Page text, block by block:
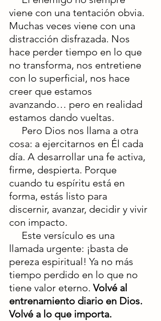
viene con una tentación obvia.
Muchas veces viene con una
distracción disfrazada. Nos
hace perder tiempo en lo que
no transforma, nos entretiene
con lo superficial, nos hace
creer que estamos
avanzando… pero en realidad
estamos dando vueltas.
Pero Dios nos llama a otra
cosa: a ejercitarnos en Él cada
día. A desarrollar una fe activa,
firme, despierta. Porque
cuando tu espíritu está en
forma, estás listo para
discernir, avanzar, decidir y vivir
con impacto.
Este versículo es una
llamada urgente: ¡basta de
pereza espiritual! Ya no más
tiempo perdido en lo que no
tiene valor eterno. Volvé al
entrenamiento diario en Dios.
Volvé a lo que importa.